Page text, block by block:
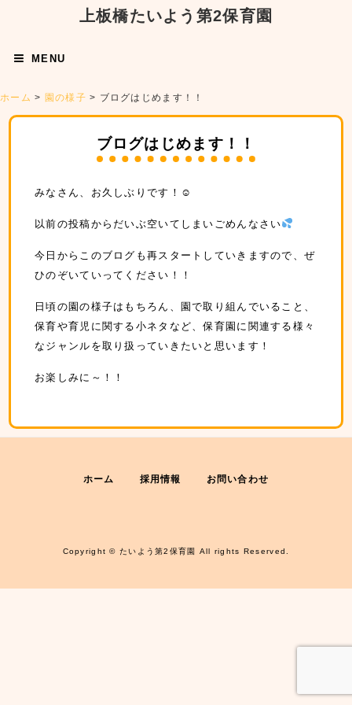
上板橋たいよう第2保育園
MENU
ホーム > 園の様子 > ブログはじめます！！
ブログはじめます！！
みなさん、お久しぶりです！☺
以前の投稿からだいぶ空いてしまいごめんなさい
今日からこのブログも再スタートしていきますので、ぜ
ひのぞいていってください！！
日頃の園の様子はもちろん、園で取り組んでいること、
保育や育児に関する小ネタなど、保育園に関連する様々
なジャンルを取り扱っていきたいと思います！
お楽しみに～！！
ホーム 採用情報 お問い合わせ
Copyright © たいよう第2保育園 All rights Reserved.